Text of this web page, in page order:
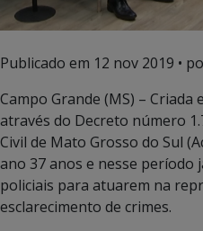
Publicado em 12 nov 2019 •
Campo Grande (MS) – Criada
através do Decreto número
Civil de Mato Grosso do Sul
ano 37 anos e nesse período
policiais para atuarem na
esclarecimento de crimes.